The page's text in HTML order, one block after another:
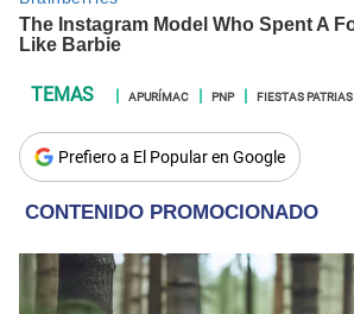
APURÍMAC PNP FIESTAS PATRIAS
Prefiero a El Popular en Google